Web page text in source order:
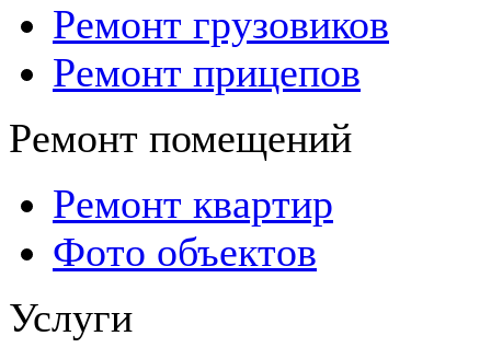
Ремонт грузовиков
Ремонт прицепов
Ремонт помещений
Ремонт квартир
Фото объектов
Услуги